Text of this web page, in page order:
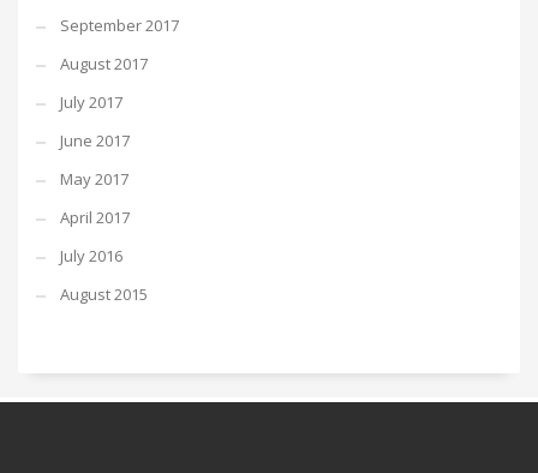
September 2017
August 2017
July 2017
June 2017
May 2017
April 2017
July 2016
August 2015